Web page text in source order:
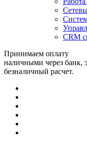
CRM
Принимаем оплату
наличными через банк,
безналичный расчет.